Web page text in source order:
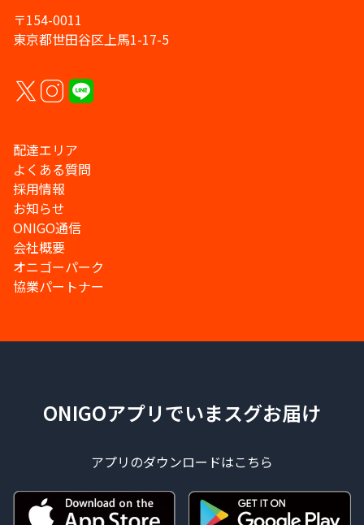
〒154-0011
東京都世田谷区上馬1-17-5
配達エリア
よくある質問
採用情報
お知らせ
ONIGO通信
会社概要
オニゴーパーク
協業パートナー
ONIGOアプリでいまスグお届け
アプリのダウンロードはこちら